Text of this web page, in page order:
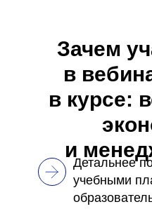
Зачем
в
в курсе:
и
Детальнее
учебными